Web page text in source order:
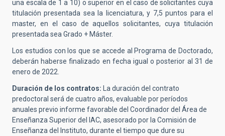
una escala de 1 a 10) o superior en el caso de solicitantes cuya
titulación presentada sea la licenciatura, y 7,5 puntos para el
master, en el caso de aquellos solicitantes, cuya titulación
presentada sea Grado + Máster.
Los estudios con los que se accede al Programa de Doctorado,
deberán haberse finalizado en fecha igual o posterior al 31 de
enero de 2022.
Duración de los contratos: La duración del contrato
predoctoral será de cuatro años, evaluable por períodos
anuales previo informe favorable del Coordinador del Área de
Enseñanza Superior del IAC, asesorado por la Comisión de
Enseñanza del Instituto, durante el tiempo que dure su